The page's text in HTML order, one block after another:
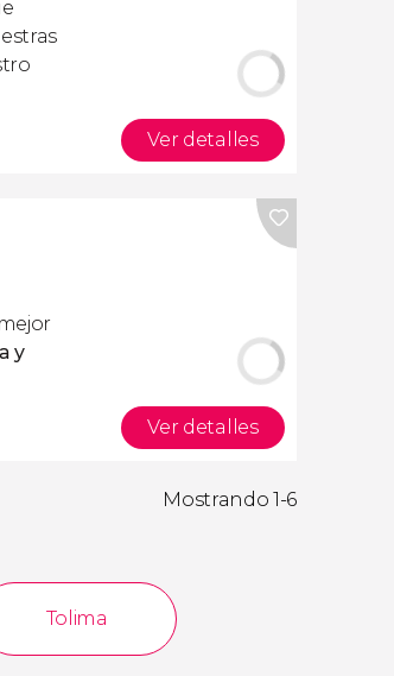
Ver detalles
mejor
y
Ver detalles
Mostrando 1-6
Tolima